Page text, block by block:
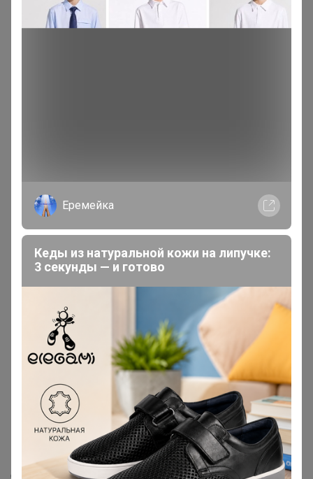
пользователей
по
Как здесь все устроено?
Как сделать заказ?
Как получить?
Доставка
Еремейка
Кеды из натуральной кожи на липучке:
3 секунды — и готово